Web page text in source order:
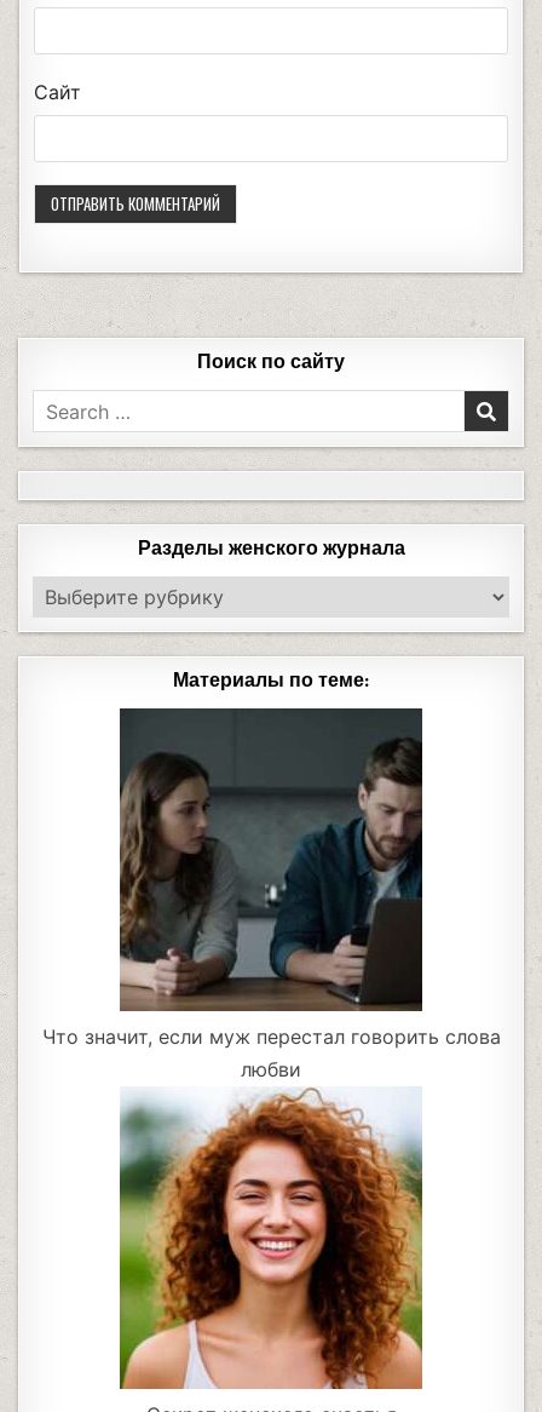
Сайт
Поиск по сайту
Разделы женского журнала
Материалы по теме:
Что значит, если муж перестал говорить слова
любви